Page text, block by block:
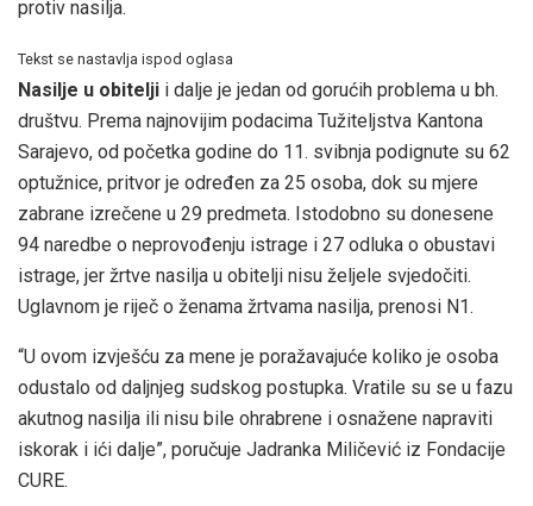
protiv nasilja.
Tekst se nastavlja ispod oglasa
Nasilje u obitelji i dalje je jedan od gorućih problema u bh.
društvu. Prema najnovijim podacima Tužiteljstva Kantona
Sarajevo, od početka godine do 11. svibnja podignute su 62
optužnice, pritvor je određen za 25 osoba, dok su mjere
zabrane izrečene u 29 predmeta. Istodobno su donesene
94 naredbe o neprovođenju istrage i 27 odluka o obustavi
istrage, jer žrtve nasilja u obitelji nisu željele svjedočiti.
Uglavnom je riječ o ženama žrtvama nasilja, prenosi N1.
“U ovom izvješću za mene je poražavajuće koliko je osoba
odustalo od daljnjeg sudskog postupka. Vratile su se u fazu
akutnog nasilja ili nisu bile ohrabrene i osnažene napraviti
iskorak i ići dalje”, poručuje Jadranka Miličević iz Fondacije
CURE.